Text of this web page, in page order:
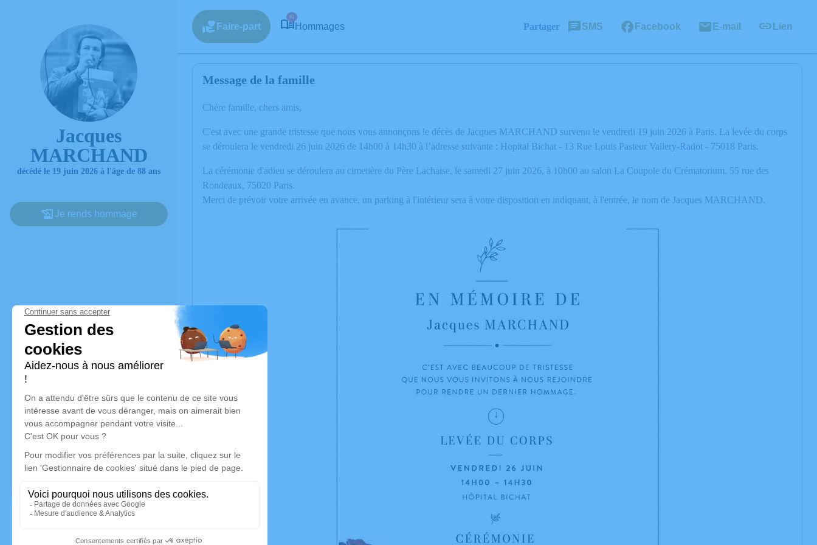
Jacques
MARCHAND
décédé le 19 juin 2026 à l'âge de 88 ans
Je rends hommage
Faire-part
61
Hommages Partager SMS Facebook E-mail Lien
Message de la famille
Chère famille, chers amis,
C'est avec une grande tristesse que nous vous annonçons le décès de Jacques MARCHAND survenu le vendredi 19 juin 2026 à Paris. La levée du corps
se déroulera le vendredi 26 juin 2026 de 14h00 à 14h30 à l’adresse suivante : Hopital Bichat - 13 Rue Louis Pasteur Vallery-Radot - 75018 Paris.
La cérémonie d'adieu se déroulera au cimetière du Père Lachaise, le samedi 27 juin 2026, à 10h00 au salon La Coupole du Crématorium. 55 rue des
Rondeaux, 75020 Paris.
Merci de prévoir votre arrivée en avance, un parking à l'intérieur sera à votre disposition en indiquant, à l'entrée, le nom de Jacques MARCHAND.